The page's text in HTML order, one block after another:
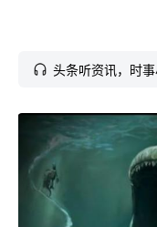
头条听资讯，时